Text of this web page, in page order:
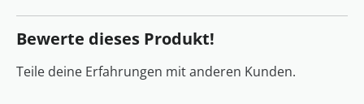
Bewerte dieses Produkt!
Teile deine Erfahrungen mit anderen Kunden.